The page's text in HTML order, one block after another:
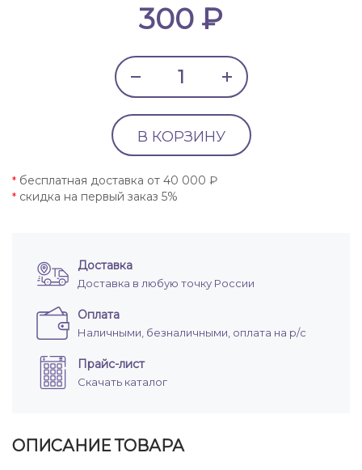
300 ₽
В КОРЗИНУ
* бесплатная доставка от 40 000 ₽
* скидка на первый заказ 5%
Доставка
Доставка в любую точку России
Оплата
Наличными, безналичными, оплата на р/с
Прайс-лист
Скачать каталог
ОПИСАНИЕ ТОВАРА